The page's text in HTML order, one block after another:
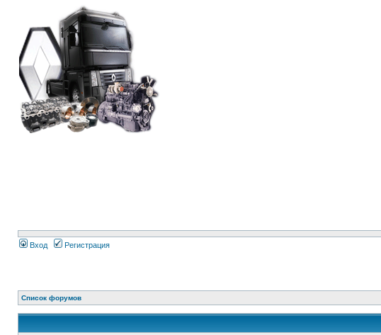
Вход Регистрация
Список форумов